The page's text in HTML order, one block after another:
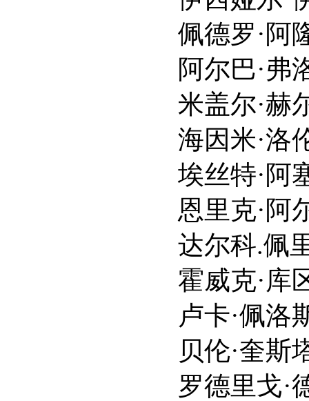
佩德罗·阿隆索
阿尔巴·弗洛雷
米盖尔·赫尔南
海因米·洛伦特
埃丝特·阿塞博
恩里克·阿尔切
达尔科.佩里克
霍威克·库区科利
卢卡·佩洛斯
贝伦·奎斯塔
罗德里戈·德拉·